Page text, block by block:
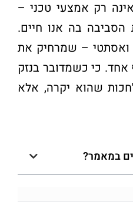
רק אמצעי טכני –
בה אנו חיים.
ואסתטי – שמרחיק את
כי כשמדובר בנזק
שהוא יקרה, אלא
במאמר?